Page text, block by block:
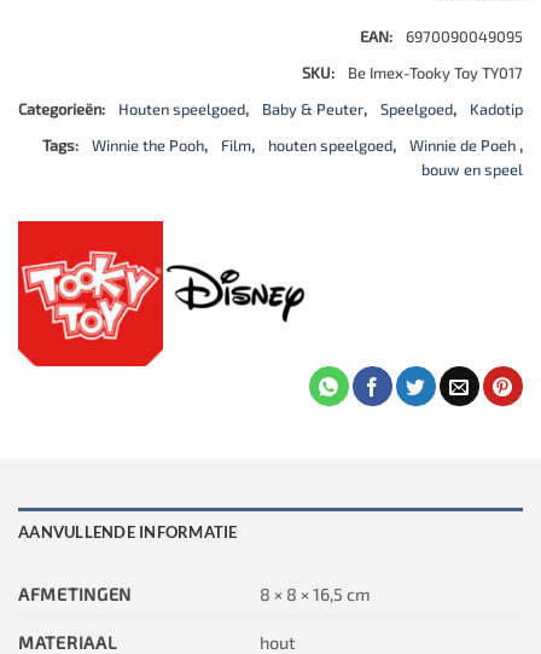
EAN:
6970090049095
SKU:
Be Imex-Tooky Toy TY017
Categorieën:
Houten speelgoed, Baby & Peuter, Speelgoed,
Kadotip
Tags:
Winnie the Pooh, Film, houten speelgoed, Winnie de Poeh ,
bouw en speel
AANVULLENDE INFORMATIE
AFMETINGEN 8 × 8 × 16,5 cm
MATERIAAL hout